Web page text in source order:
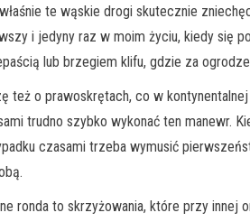
te wąskie drogi skutecznie
i jedyny raz w moim życiu, kiedy się
lub brzegiem klifu, gdzie za
też o prawoskrętach, co w
trudno szybko wykonać ten manewr.
czasami trzeba wymusić
ronda to skrzyżowania, które przy